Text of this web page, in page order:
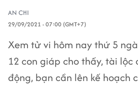
AN CHI
29/09/2021 - 07:00 (GMT+7)
Xem tử vi hôm nay thứ 5
12 con giáp cho thấy, tài lộc
động, bạn cần lên kế hoạch